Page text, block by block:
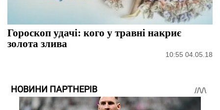
Гороскоп удачі: кого у травні накриє
золота злива
10:55 04.05.18
НОВИНИ ПАРТНЕРІВ